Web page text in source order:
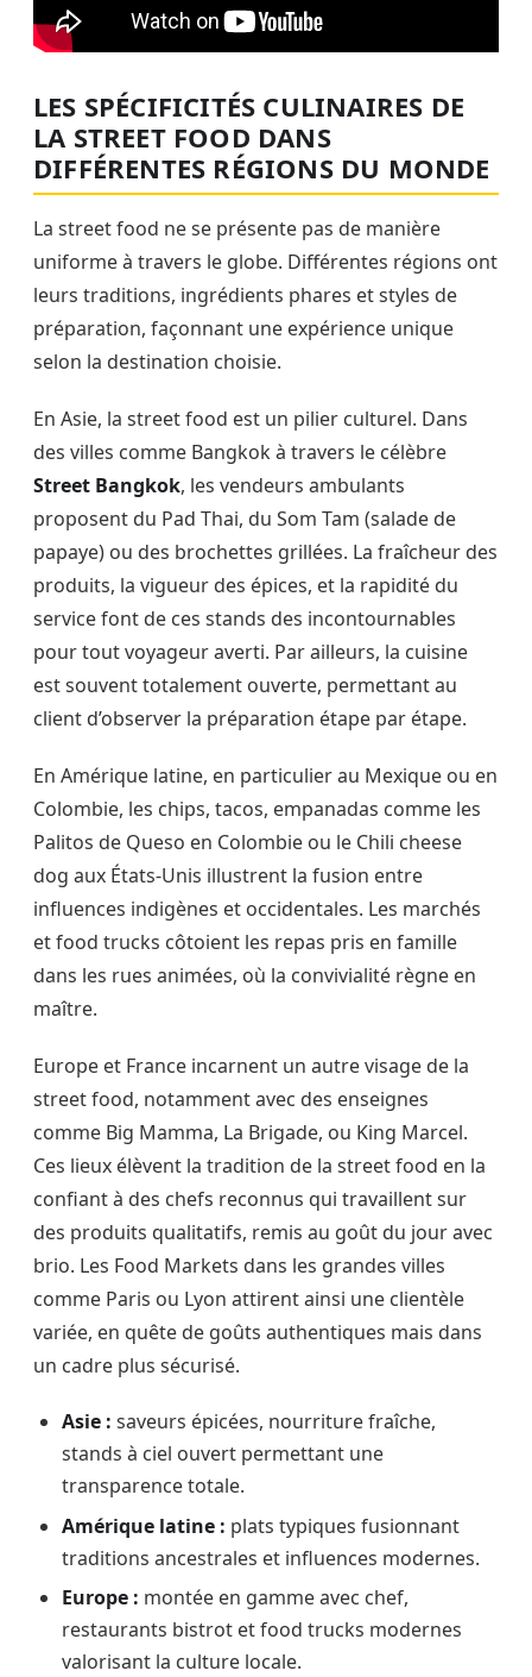
LES SPÉCIFICITÉS CULINAIRES DE
LA STREET FOOD DANS
DIFFÉRENTES RÉGIONS DU MONDE
La street food ne se présente pas de manière
uniforme à travers le globe. Différentes régions ont
leurs traditions, ingrédients phares et styles de
préparation, façonnant une expérience unique
selon la destination choisie.
En Asie, la street food est un pilier culturel. Dans
des villes comme Bangkok à travers le célèbre
Street Bangkok, les vendeurs ambulants
proposent du Pad Thai, du Som Tam (salade de
papaye) ou des brochettes grillées. La fraîcheur des
produits, la vigueur des épices, et la rapidité du
service font de ces stands des incontournables
pour tout voyageur averti. Par ailleurs, la cuisine
est souvent totalement ouverte, permettant au
client d’observer la préparation étape par étape.
En Amérique latine, en particulier au Mexique ou en
Colombie, les chips, tacos, empanadas comme les
Palitos de Queso en Colombie ou le Chili cheese
dog aux États-Unis illustrent la fusion entre
influences indigènes et occidentales. Les marchés
et food trucks côtoient les repas pris en famille
dans les rues animées, où la convivialité règne en
maître.
Europe et France incarnent un autre visage de la
street food, notamment avec des enseignes
comme Big Mamma, La Brigade, ou King Marcel.
Ces lieux élèvent la tradition de la street food en la
confiant à des chefs reconnus qui travaillent sur
des produits qualitatifs, remis au goût du jour avec
brio. Les Food Markets dans les grandes villes
comme Paris ou Lyon attirent ainsi une clientèle
variée, en quête de goûts authentiques mais dans
un cadre plus sécurisé.
Asie : saveurs épicées, nourriture fraîche,
stands à ciel ouvert permettant une
transparence totale.
Amérique latine : plats typiques fusionnant
traditions ancestrales et influences modernes.
Europe : montée en gamme avec chef,
restaurants bistrot et food trucks modernes
valorisant la culture locale.